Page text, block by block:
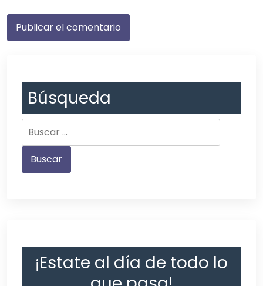
Búsqueda
¡Estate al día de todo lo